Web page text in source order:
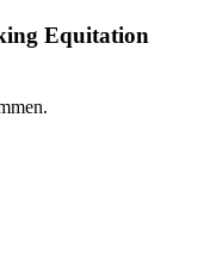
Equitation